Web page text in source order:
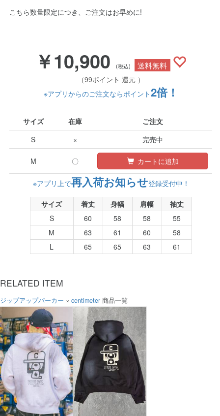
こちら数量限定につき、ご注文はお早めに!
￥10,900 (税込) 送料無料
（99ポイント 還元 ）
※アプリからのご注文ならポイント2倍！
サイズ 在庫
ご注文
S
× 完売中
M 〇 カートに追加
※アプリ上で再入荷お知らせ登録受付中！
サイズ 着丈 身幅 肩幅
袖丈
S
60 58 58
55
M
63 61 60
58
L
65 65 63 61
RELATED ITEM
ジップアップパーカー × centimeter 商品一覧